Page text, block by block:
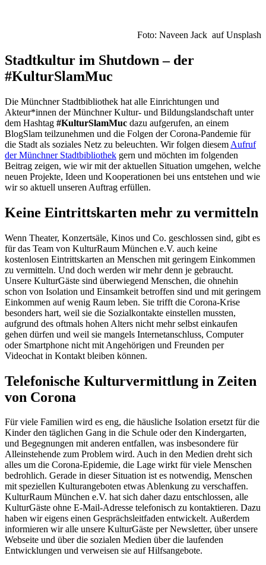
Foto: Naveen Jack auf Unsplash
Stadtkultur im Shutdown – der
#KulturSlamMuc
Die Münchner Stadtbibliothek hat alle Einrichtungen und
Akteur*innen der Münchner Kultur- und Bildungslandschaft unter
dem Hashtag #KulturSlamMuc dazu aufgerufen, an einem
BlogSlam teilzunehmen und die Folgen der Corona-Pandemie für
die Stadt als soziales Netz zu beleuchten. Wir folgen diesem Aufruf
der Münchner Stadtbibliothek gern und möchten im folgenden
Beitrag zeigen, wie wir mit der aktuellen Situation umgehen, welche
neuen Projekte, Ideen und Kooperationen bei uns entstehen und wie
wir so aktuell unseren Auftrag erfüllen.
Keine Eintrittskarten mehr zu vermitteln
Wenn Theater, Konzertsäle, Kinos und Co. geschlossen sind, gibt es
für das Team von KulturRaum München e.V. auch keine
kostenlosen Eintrittskarten an Menschen mit geringem Einkommen
zu vermitteln. Und doch werden wir mehr denn je gebraucht.
Unsere KulturGäste sind überwiegend Menschen, die ohnehin
schon von Isolation und Einsamkeit betroffen sind und mit geringem
Einkommen auf wenig Raum leben. Sie trifft die Corona-Krise
besonders hart, weil sie die Sozialkontakte einstellen mussten,
aufgrund des oftmals hohen Alters nicht mehr selbst einkaufen
gehen dürfen und weil sie mangels Internetanschluss, Computer
oder Smartphone nicht mit Angehörigen und Freunden per
Videochat in Kontakt bleiben können.
Telefonische Kulturvermittlung in Zeiten
von Corona
Für viele Familien wird es eng, die häusliche Isolation ersetzt für die
Kinder den täglichen Gang in die Schule oder den Kindergarten,
und Begegnungen mit anderen entfallen, was insbesondere für
Alleinstehende zum Problem wird. Auch in den Medien dreht sich
alles um die Corona-Epidemie, die Lage wirkt für viele Menschen
bedrohlich. Gerade in dieser Situation ist es notwendig, Menschen
mit speziellen Kulturangeboten etwas Ablenkung zu verschaffen.
KulturRaum München e.V. hat sich daher dazu entschlossen, alle
KulturGäste ohne E-Mail-Adresse telefonisch zu kontaktieren. Dazu
haben wir eigens einen Gesprächsleitfaden entwickelt. Außerdem
informieren wir alle unsere KulturGäste per Newsletter, über unsere
Webseite und über die sozialen Medien über die laufenden
Entwicklungen und verweisen sie auf Hilfsangebote.